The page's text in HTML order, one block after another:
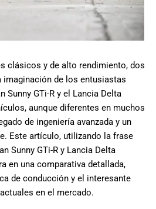
clásicos y de alto rendimiento, dos
imaginación de los entusiastas
Sunny GTi-R y el Lancia Delta
aunque diferentes en muchos
de ingeniería avanzada y un
Este artículo, utilizando la frase
Sunny GTi-R y Lancia Delta
en una comparativa detallada,
de conducción y el interesante
en el mercado.